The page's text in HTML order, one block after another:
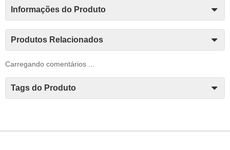
Informações do Produto
Produtos Relacionados
Carregando comentários ...
Tags do Produto